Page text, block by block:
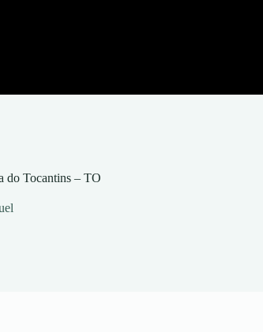
do Tocantins – TO